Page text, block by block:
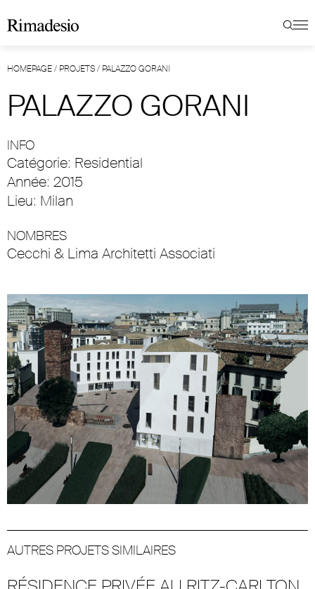
HOMEPAGE/ PROJETS/ PALAZZO GORANI
PALAZZO GORANI
INFO
Catégorie: Residential
Année: 2015
Lieu: Milan
NOMBRES
Cecchi & Lima Architetti Associati
AUTRES PROJETS SIMILAIRES